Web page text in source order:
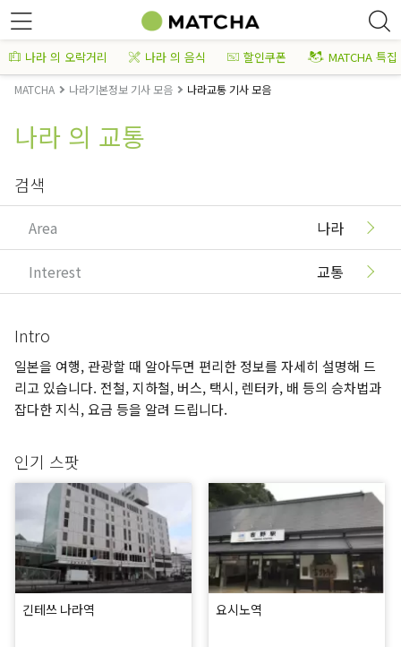
나라 의 오락거리 나라 의 음식 할인쿠폰 MATCHA 특집
MATCHA 나라기본정보 기사 모음 나라교통 기사 모음
나라 의 교통
검색
Area 나라
Interest 교통
Intro
일본을 여행, 관광할 때 알아두면 편리한 정보를 자세히 설명해 드
리고 있습니다. 전철, 지하철, 버스, 택시, 렌터카, 배 등의 승차법과
잡다한 지식, 요금 등을 알려 드립니다.
인기 스팟
긴테쓰 나라역 요시노역